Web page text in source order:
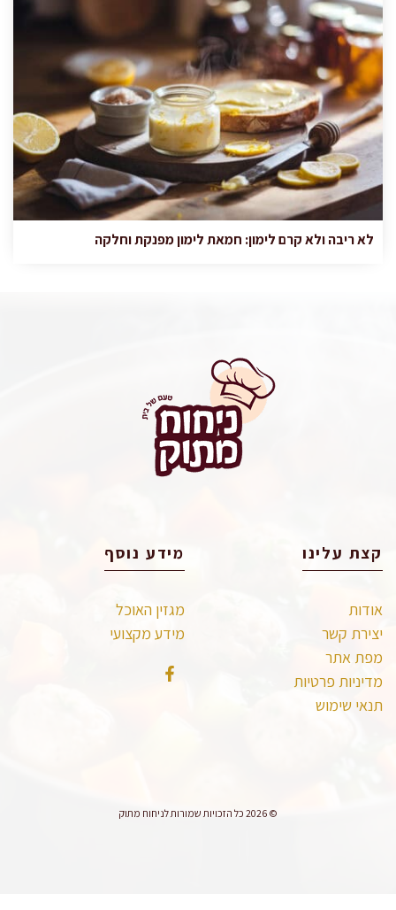
לא ריבה ולא קרם לימון: חמאת לימון מפנקת וחלקה
קצת עלינו
אודות
יצירת קשר
מפת אתר
מדיניות פרטיות
תנאי שימוש
מידע נוסף
מגזין האוכל
מידע מקצועי
© 2026 כל הזכויות שמורות לניחוח מתוק